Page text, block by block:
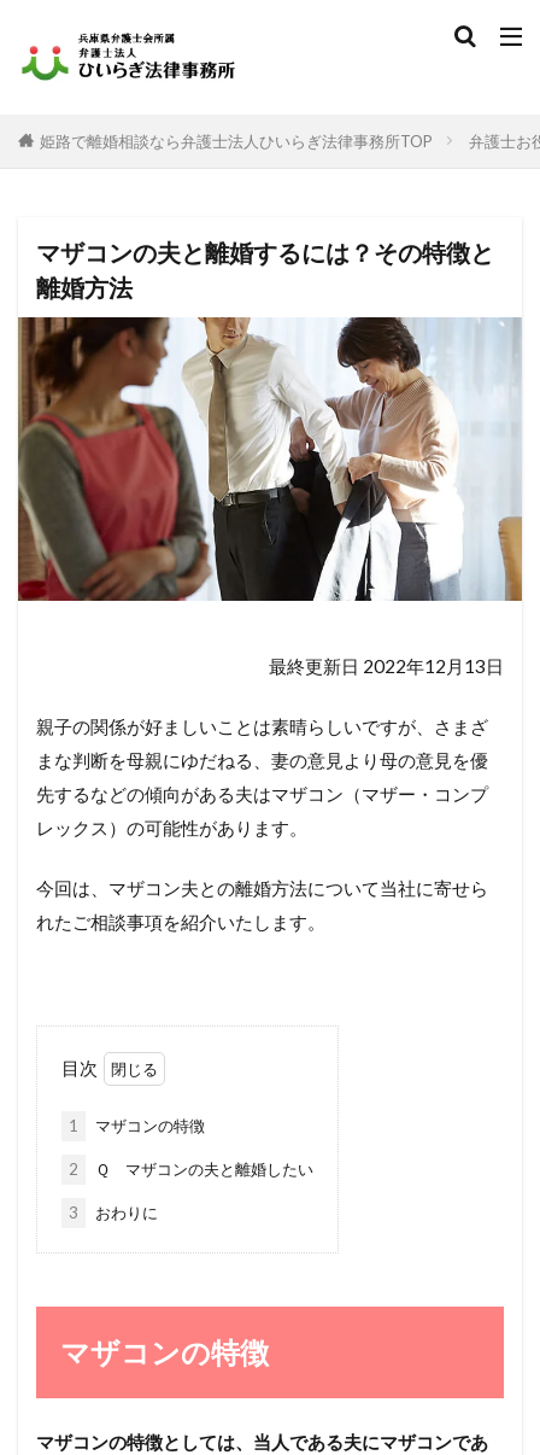
姫路で離婚相談なら弁護士法人ひいらぎ法律事務所TOP 弁護士お
マザコンの夫と離婚するには？その特徴と
離婚方法
最終更新日 2022年12月13日
親子の関係が好ましいことは素晴らしいですが、さまざ
まな判断を母親にゆだねる、妻の意見より母の意見を優
先するなどの傾向がある夫はマザコン（マザー・コンプ
レックス）の可能性があります。
今回は、マザコン夫との離婚方法について当社に寄せら
れたご相談事項を紹介いたします。
目次
1 マザコンの特徴
2 Ｑ マザコンの夫と離婚したい
3 おわりに
マザコンの特徴
マザコンの特徴としては、当人である夫にマザコンであ